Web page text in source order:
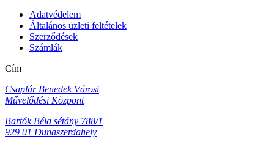
Adatvédelem
Általános üzleti feltételek
Szerződések
Számlák
Cím
Csaplár Benedek Városi
Művelődési Központ
Bartók Béla sétány 788/1
929 01 Dunaszerdahely